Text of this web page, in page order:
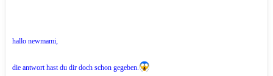
hallo newmami,
die antwort hast du dir doch schon gegeben.